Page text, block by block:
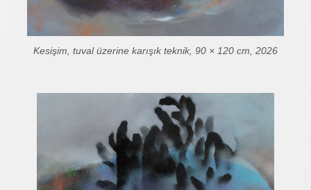
Kesişim, tuval üzerine karışık teknik, 90 × 120 cm, 2026